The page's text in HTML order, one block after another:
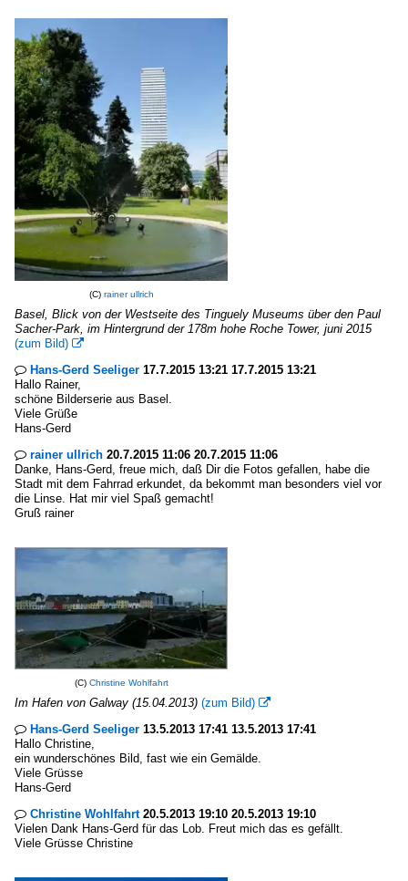
(C) rainer ullrich
Basel, Blick von der Westseite des Tinguely Museums über den Paul
Sacher-Park, im Hintergrund der 178m hohe Roche Tower, juni 2015
(zum Bild) 
 Hans-Gerd Seeliger 17.7.2015 13:21 17.7.2015 13:21
Hallo Rainer,
schöne Bilderserie aus Basel.
Viele Grüße
Hans-Gerd
 rainer ullrich 20.7.2015 11:06 20.7.2015 11:06
Danke, Hans-Gerd, freue mich, daß Dir die Fotos gefallen, habe die
Stadt mit dem Fahrrad erkundet, da bekommt man besonders viel vor
die Linse. Hat mir viel Spaß gemacht!
Gruß rainer
(C) Christine Wohlfahrt
Im Hafen von Galway (15.04.2013) (zum Bild) 
 Hans-Gerd Seeliger 13.5.2013 17:41 13.5.2013 17:41
Hallo Christine,
ein wunderschönes Bild, fast wie ein Gemälde.
Viele Grüsse
Hans-Gerd
 Christine Wohlfahrt20.5.2013 19:10 20.5.2013 19:10
Vielen Dank Hans-Gerd für das Lob. Freut mich das es gefällt.
Viele Grüsse Christine